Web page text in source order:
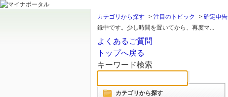
カテゴリから探す > 注目のトピック > 確定申告
録中です。少し時間を置いてから、再度マ...
よくあるご質問
トップへ戻る
キーワード検索
カテゴリから探す